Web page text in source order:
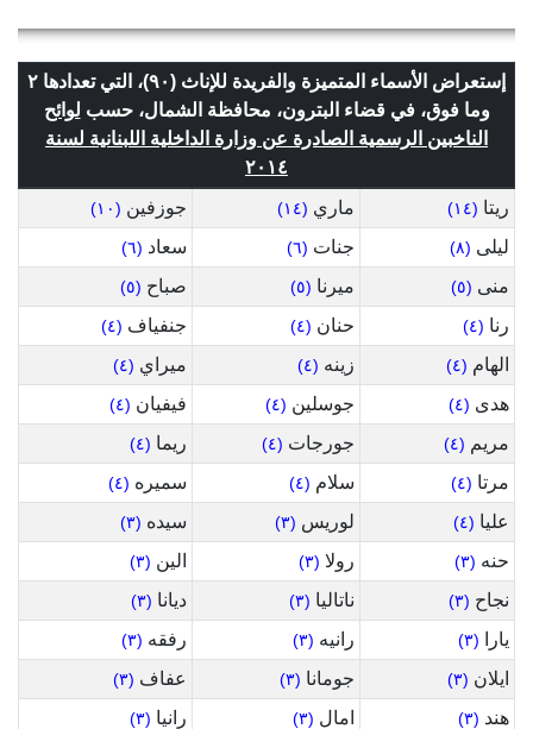
إستعراض الأسماء المتميزة والفريدة للإناث (٩٠)، التي تعدادها ٢
وما فوق، في قضاء البترون، محافظة الشمال، حسب لوائح
الناخبين الرسمية الصادرة عن وزارة الداخلية اللبنانية لسنة
٢٠١٤
ريتا (١٤) ماري (١٤) جوزفين (١٠)
ليلى (٨) جنات (٦) سعاد (٦)
منى (٥) ميرنا (٥) صباح (٥)
رنا (٤) حنان (٤) جنفياف (٤)
الهام (٤) زينه (٤) ميراي (٤)
هدى (٤) جوسلين (٤) فيفيان (٤)
مريم (٤) جورجات (٤) ريما (٤)
مرتا (٤) سلام (٤) سميره (٤)
عليا (٤) لوريس (٣) سيده (٣)
حنه (٣) رولا (٣) الين (٣)
نجاح (٣) ناتاليا (٣) ديانا (٣)
يارا (٣) رانيه (٣) رفقه (٣)
ايلان (٣) جومانا (٣) عفاف (٣)
هند (٣) امال (٣) رانيا (٣)